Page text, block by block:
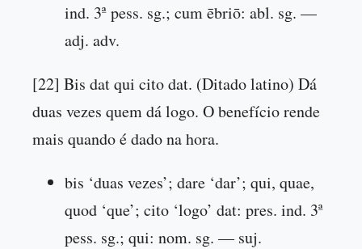
ind. 3ª pess. sg.; cum ēbriō: abl. sg. —
adj. adv.
[22] Bis dat qui cito dat. (Ditado latino) Dá
duas vezes quem dá logo. O benefício rende
mais quando é dado na hora.
bis ‘duas vezes’; dare ‘dar’; qui, quae,
quod ‘que’; cito ‘logo’ dat: pres. ind. 3ª
pess. sg.; qui: nom. sg. — suj.